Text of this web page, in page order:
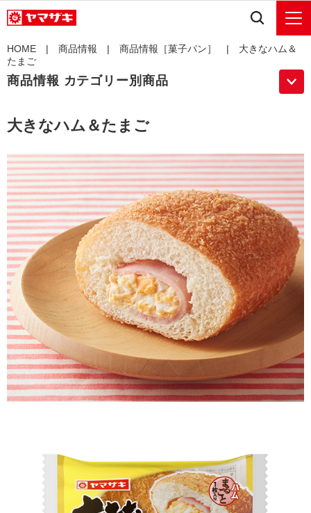
HOME | 商品情報 | 商品情報［菓子パン］
| 大きなハム＆
たまご
商品情報 カテゴリー別商品
大きなハム＆たまご